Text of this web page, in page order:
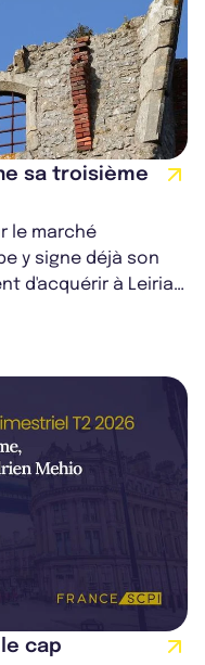
sa troisième
le marché
y signe déjà son
d'acquérir à Leiria,
le cap